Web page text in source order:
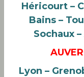
Héricourt –
Bains –
Sochaux
Lyon –